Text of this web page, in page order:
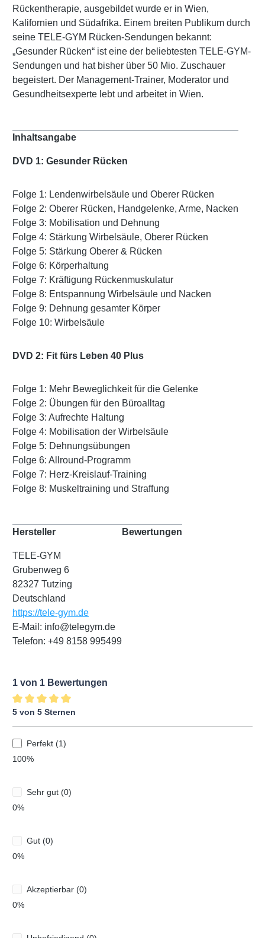
Rückentherapie, ausgebildet wurde er in Wien,
Kalifornien und Südafrika. Einem breiten Publikum durch
seine TELE-GYM Rücken-Sendungen bekannt:
„Gesunder Rücken“ ist eine der beliebtesten TELE-GYM-
Sendungen und hat bisher über 50 Mio. Zuschauer
begeistert. Der Management-Trainer, Moderator und
Gesundheitsexperte lebt und arbeitet in Wien.
Inhaltsangabe
DVD 1: Gesunder Rücken
Folge 1: Lendenwirbelsäule und Oberer Rücken
Folge 2: Oberer Rücken, Handgelenke, Arme, Nacken
Folge 3: Mobilisation und Dehnung
Folge 4: Stärkung Wirbelsäule, Oberer Rücken
Folge 5: Stärkung Oberer & Rücken
Folge 6: Körperhaltung
Folge 7: Kräftigung Rückenmuskulatur
Folge 8: Entspannung Wirbelsäule und Nacken
Folge 9: Dehnung gesamter Körper
Folge 10: Wirbelsäule
DVD 2: Fit fürs Leben 40 Plus
Folge 1: Mehr Beweglichkeit für die Gelenke
Folge 2: Übungen für den Büroalltag
Folge 3: Aufrechte Haltung
Folge 4: Mobilisation der Wirbelsäule
Folge 5: Dehnungsübungen
Folge 6: Allround-Programm
Folge 7: Herz-Kreislauf-Training
Folge 8: Muskeltraining und Straffung
Hersteller
TELE-GYM
Grubenweg 6
82327 Tutzing
Deutschland
https://tele-gym.de
E-Mail: info@telegym.de
Telefon: +49 8158 995499
Bewertungen
1 von 1 Bewertungen
Durchschnittliche Bewertung von 5 von 5 Sternen
5 von 5 Sternen
Perfekt (1)
100%
Sehr gut (0)
0%
Gut (0)
0%
Akzeptierbar (0)
0%